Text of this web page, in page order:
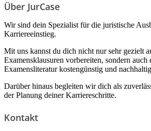
Über JurCase
Wir sind dein Spezialist für die juristische
Karriereeinstieg.
Mit uns kannst du dich nicht nur sehr gezielt
Examensklausuren vorbereiten, sondern auch
Examensliteratur kostengünstig und
Darüber hinaus begleiten wir dich als
der Planung deiner Karriereschritte.
Kontakt